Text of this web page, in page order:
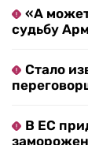
«А
судьбу
Стало
В ЕС